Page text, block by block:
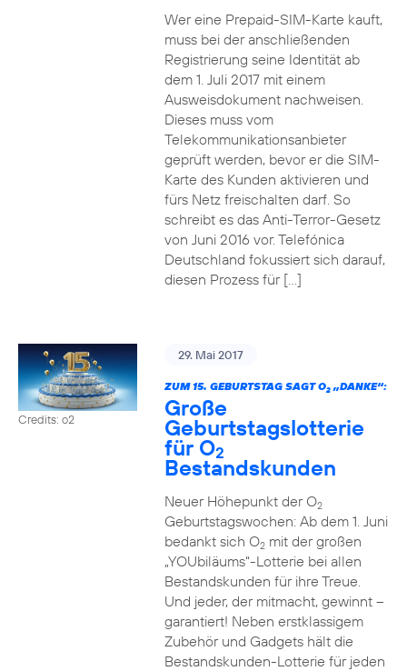
Wer eine Prepaid-SIM-Karte kauft,
muss bei der anschließenden
Registrierung seine Identität ab
dem 1. Juli 2017 mit einem
Ausweisdokument nachweisen.
Dieses muss vom
Telekommunikationsanbieter
geprüft werden, bevor er die SIM-
Karte des Kunden aktivieren und
fürs Netz freischalten darf. So
schreibt es das Anti-Terror-Gesetz
von Juni 2016 vor. Telefónica
Deutschland fokussiert sich darauf,
diesen Prozess für […]
Credits: o2
29. Mai 2017
ZUM 15. GEBURTSTAG SAGT O2„DANKE“:
Große
Geburtstagslotterie
für O2
Bestandskunden
Neuer Höhepunkt der O2
Geburtstagswochen: Ab dem 1. Juni
bedankt sich O2mit der großen
„YOUbiläums“-Lotterie bei allen
Bestandskunden für ihre Treue.
Und jeder, der mitmacht, gewinnt –
garantiert! Neben erstklassigem
Zubehör und Gadgets hält die
Bestandskunden-Lotterie für jeden